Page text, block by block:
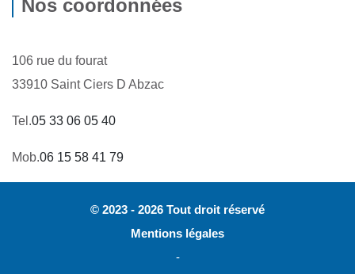
Nos coordonnées
106 rue du fourat
33910 Saint Ciers D Abzac
Tel.05 33 06 05 40
Mob.06 15 58 41 79
© 2023 - 2026 Tout droit réservé
Mentions légales
-